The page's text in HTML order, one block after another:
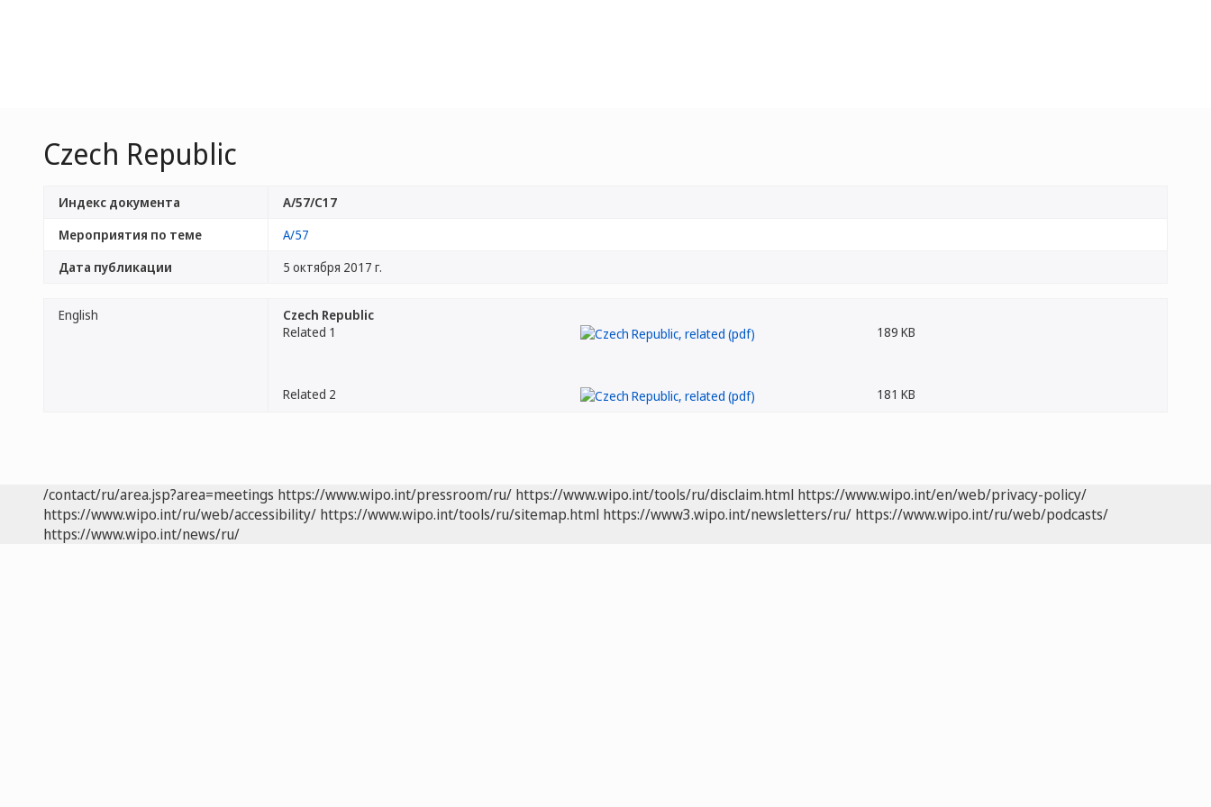
Czech Republic
Индекс документа
A/57/C17
Мероприятия по теме
A/57
Дата публикации
5 октября 2017 г.
English
Czech Republic
Related 1
189 KB
Related 2 181 KB
/contact/ru/area.jsp?area=meetings https://www.wipo.int/pressroom/ru/ https://www.wipo.int/tools/ru/disclaim.html https://www.wipo.int/en/web/privacy-policy/
https://www.wipo.int/ru/web/accessibility/ https://www.wipo.int/tools/ru/sitemap.html https://www3.wipo.int/newsletters/ru/ https://www.wipo.int/ru/web/podcasts/
https://www.wipo.int/news/ru/